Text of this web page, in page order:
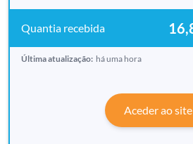
Última atualização: há uma hora
Aceder ao site